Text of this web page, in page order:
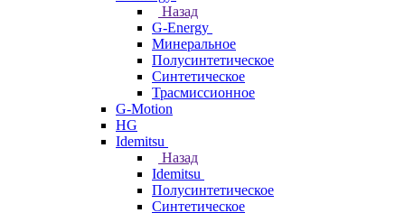
Назад
G-Energy
Минеральное
Полусинтетическое
Синтетическое
Трасмиссионное
G-Motion
HG
Idemitsu
Назад
Idemitsu
Полусинтетическое
Синтетическое